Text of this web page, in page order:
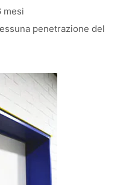
mesi
penetrazione del